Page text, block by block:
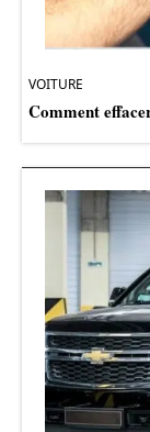
VOITURE
Comment